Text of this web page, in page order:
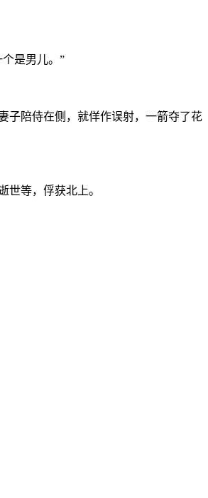
是男儿。”
子陪侍在侧，就佯作误射，一箭夺了花
世等，俘获北上。